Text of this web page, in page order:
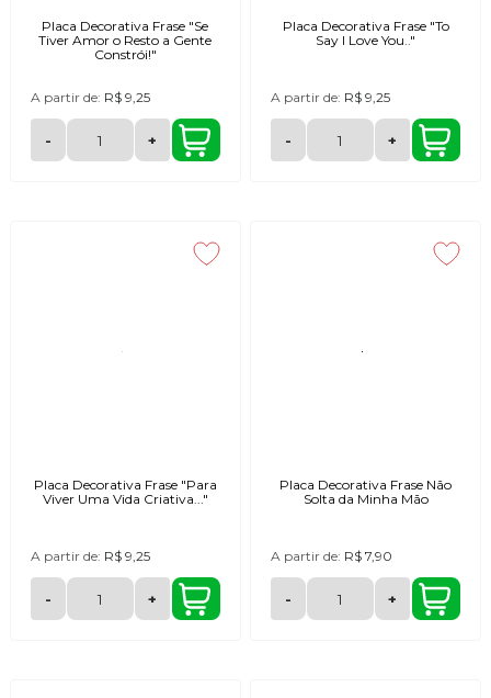
Placa Decorativa Frase "Se
Tiver Amor o Resto a Gente
Constrói!"
A partir de: R$ 9,25
- +
Placa Decorativa Frase "To
Say I Love You.."
A partir de: R$ 9,25
- +
Placa Decorativa Frase "Para
Viver Uma Vida Criativa..."
A partir de: R$ 9,25
- +
Placa Decorativa Frase Não
Solta da Minha Mão
A partir de: R$ 7,90
- +